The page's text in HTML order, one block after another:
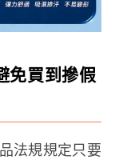
免買到摻假
法規規定只要